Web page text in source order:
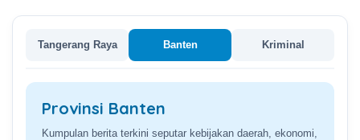
Tangerang Raya Banten Kriminal
Provinsi Banten
Kumpulan berita terkini seputar kebijakan daerah, ekonomi,